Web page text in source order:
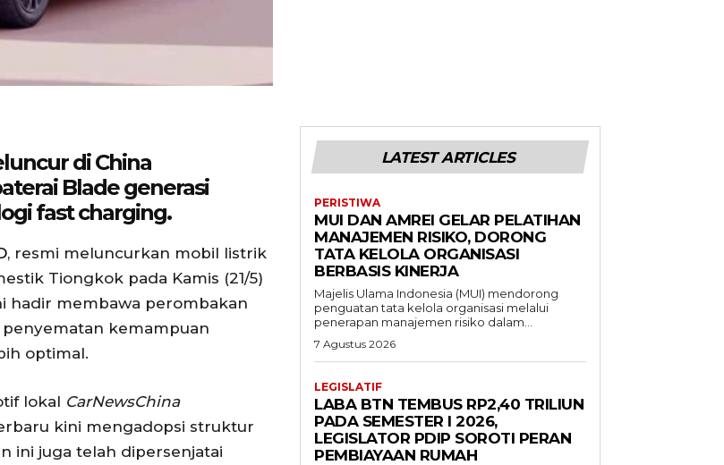
di China
Blade generasi
fast charging.
, resmi meluncurkan mobil listrik
Tiongkok pada Kamis (21/5)
hadir membawa perombakan
kemampuan
optimal.
lokal CarNewsChina
kini mengadopsi struktur
ini juga telah dipersenjatai
LATEST ARTICLES
PERISTIWA
MUI DAN AMREI GELAR PELATIHAN
MANAJEMEN RISIKO, DORONG
TATA KELOLA ORGANISASI
BERBASIS KINERJA
Majelis Ulama Indonesia (MUI) mendorong
penguatan tata kelola organisasi melalui
penerapan manajemen risiko dalam...
7 Agustus 2026
LEGISLATIF
LABA BTN TEMBUS RP2,40 TRILIUN
PADA SEMESTER I 2026,
LEGISLATOR PDIP SOROTI PERAN
PEMBIAYAAN RUMAH